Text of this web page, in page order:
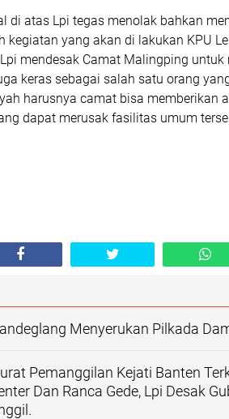
di atas Lpi tegas menolak bahkan
kegiatan yang akan di lakukan KPU
mendesak Camat Malingping untuk
keras sebagai salah satu orang
harusnya camat bisa memberikan
dapat merusak fasilitas umum
Menyerukan Pilkada
Pemanggilan Kejati Banten
Dan Ranca Gede, Lpi Desak